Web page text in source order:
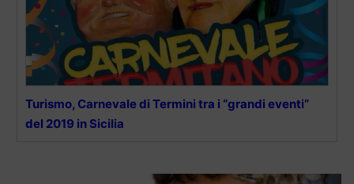
Turismo, Carnevale di Termini tra i “grandi eventi”
del 2019 in Sicilia